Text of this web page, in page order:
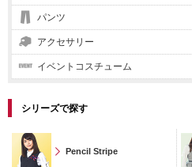
パンツ
アクセサリー
イベントコスチューム
シリーズで探す
Pencil Stripe